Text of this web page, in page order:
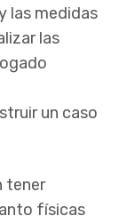
las medidas
las
un caso
tener
físicas